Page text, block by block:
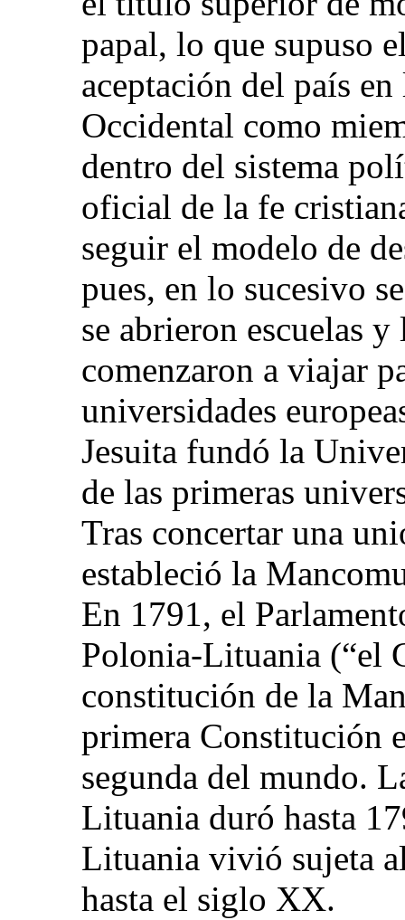
papal, lo que supuso
aceptación del país
Occidental como
dentro del sistema
oficial de la fe
seguir el modelo de
pues, en lo sucesivo
se abrieron escuelas
comenzaron a viajar
universidades
Jesuita fundó la
de las primeras
Tras concertar una
estableció la
En 1791, el
Polonia-Lituania (“el
constitución de la
primera Constitución
segunda del mundo.
Lituania duró hasta
Lituania vivió sujeta
hasta el siglo XX.